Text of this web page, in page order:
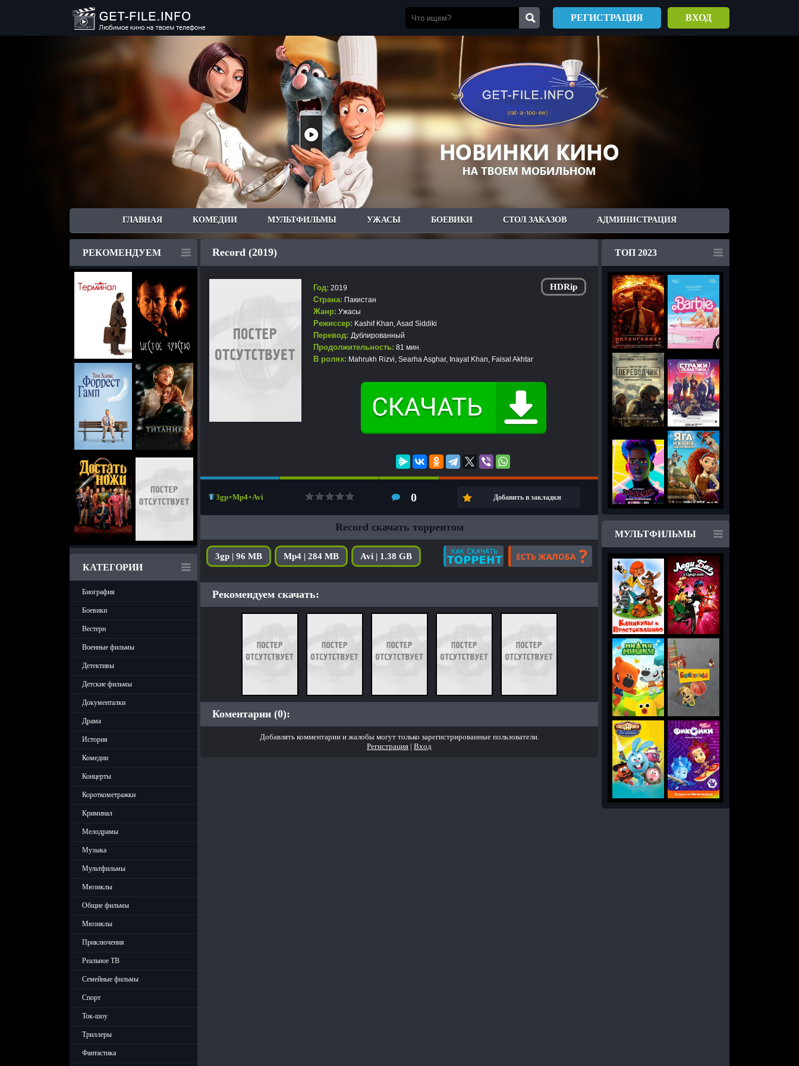
РЕГИСТРАЦИЯ ВХОД
ГЛАВНАЯ КОМЕДИИ МУЛЬТФИЛЬМЫ УЖАСЫ БОЕВИКИ СТОЛ ЗАКАЗОВ АДМИНИСТРАЦИЯ
РЕКОМЕНДУЕМ
КАТЕГОРИИ
Биография
Боевики
Вестерн
Военные фильмы
Детективы
Детские фильмы
Документалки
Драма
История
Комедии
Концерты
Короткометражки
Криминал
Мелодрамы
Музыка
Мультфильмы
Мюзиклы
Общие фильмы
Мюзиклы
Приключения
Реальное ТВ
Семейные фильмы
Спорт
Ток-шоу
Триллеры
Фантастика
HDRip
Record (2019)
Год: 2019
Страна: Пакистан
Жанр: Ужасы
Режиссер: Kashif Khan, Asad Siddiki
Перевод: Дублированный
Продолжительность: 81 мин.
В ролях: Mahrukh Rizvi, Searha Asghar, Inayat Khan, Faisal Akhtar
3gp+Mp4+Avi 0 Добавить в закладки
Record скачать торрентом
3gp | 96 MB Mp4 | 284 MB Avi | 1.38 GB
Рекомендуем скачать:
Коментарии (0):
Добавлять комментарии и жалобы могут только зарегистрированные пользователи.
Регистрация |Вход
ТОП 2023
МУЛЬТФИЛЬМЫ